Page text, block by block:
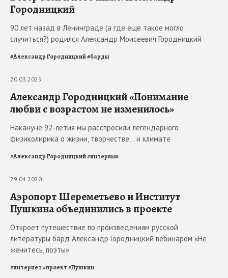
Городницкий
90 лет назад в Ленинграде (а где еще такое могло
случиться?) родился Александр Моисеевич Городницкий
#Александр Городницкий#барды
20.03.2025
Александр Городницкий «Понимание
любви с возрастом не изменилось»
Накануне 92-летия мы расспросили легендарного
физиколирика о жизни, творчестве… и климате
#Александр Городницкий#интервью
29.04.2020
Аэропорт Шереметьево и Институт
Пушкина объединились в проекте
Откроет путешествие по произведениям русской
литературы бард Александр Городницкий вебинаром «Не
женитесь, поэты»
#интернет#проект#Пушкин